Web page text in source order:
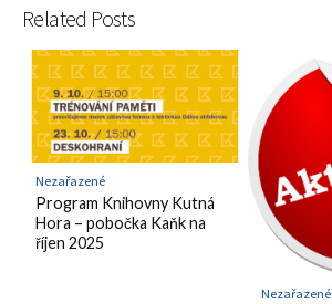
Related Posts
Nezařazené
Program Knihovny Kutná
Hora – pobočka Kaňk na
říjen 2025
Nezařazené